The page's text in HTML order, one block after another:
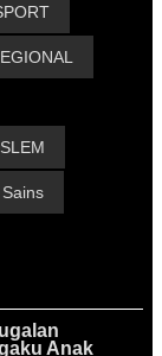
Sains
Anak